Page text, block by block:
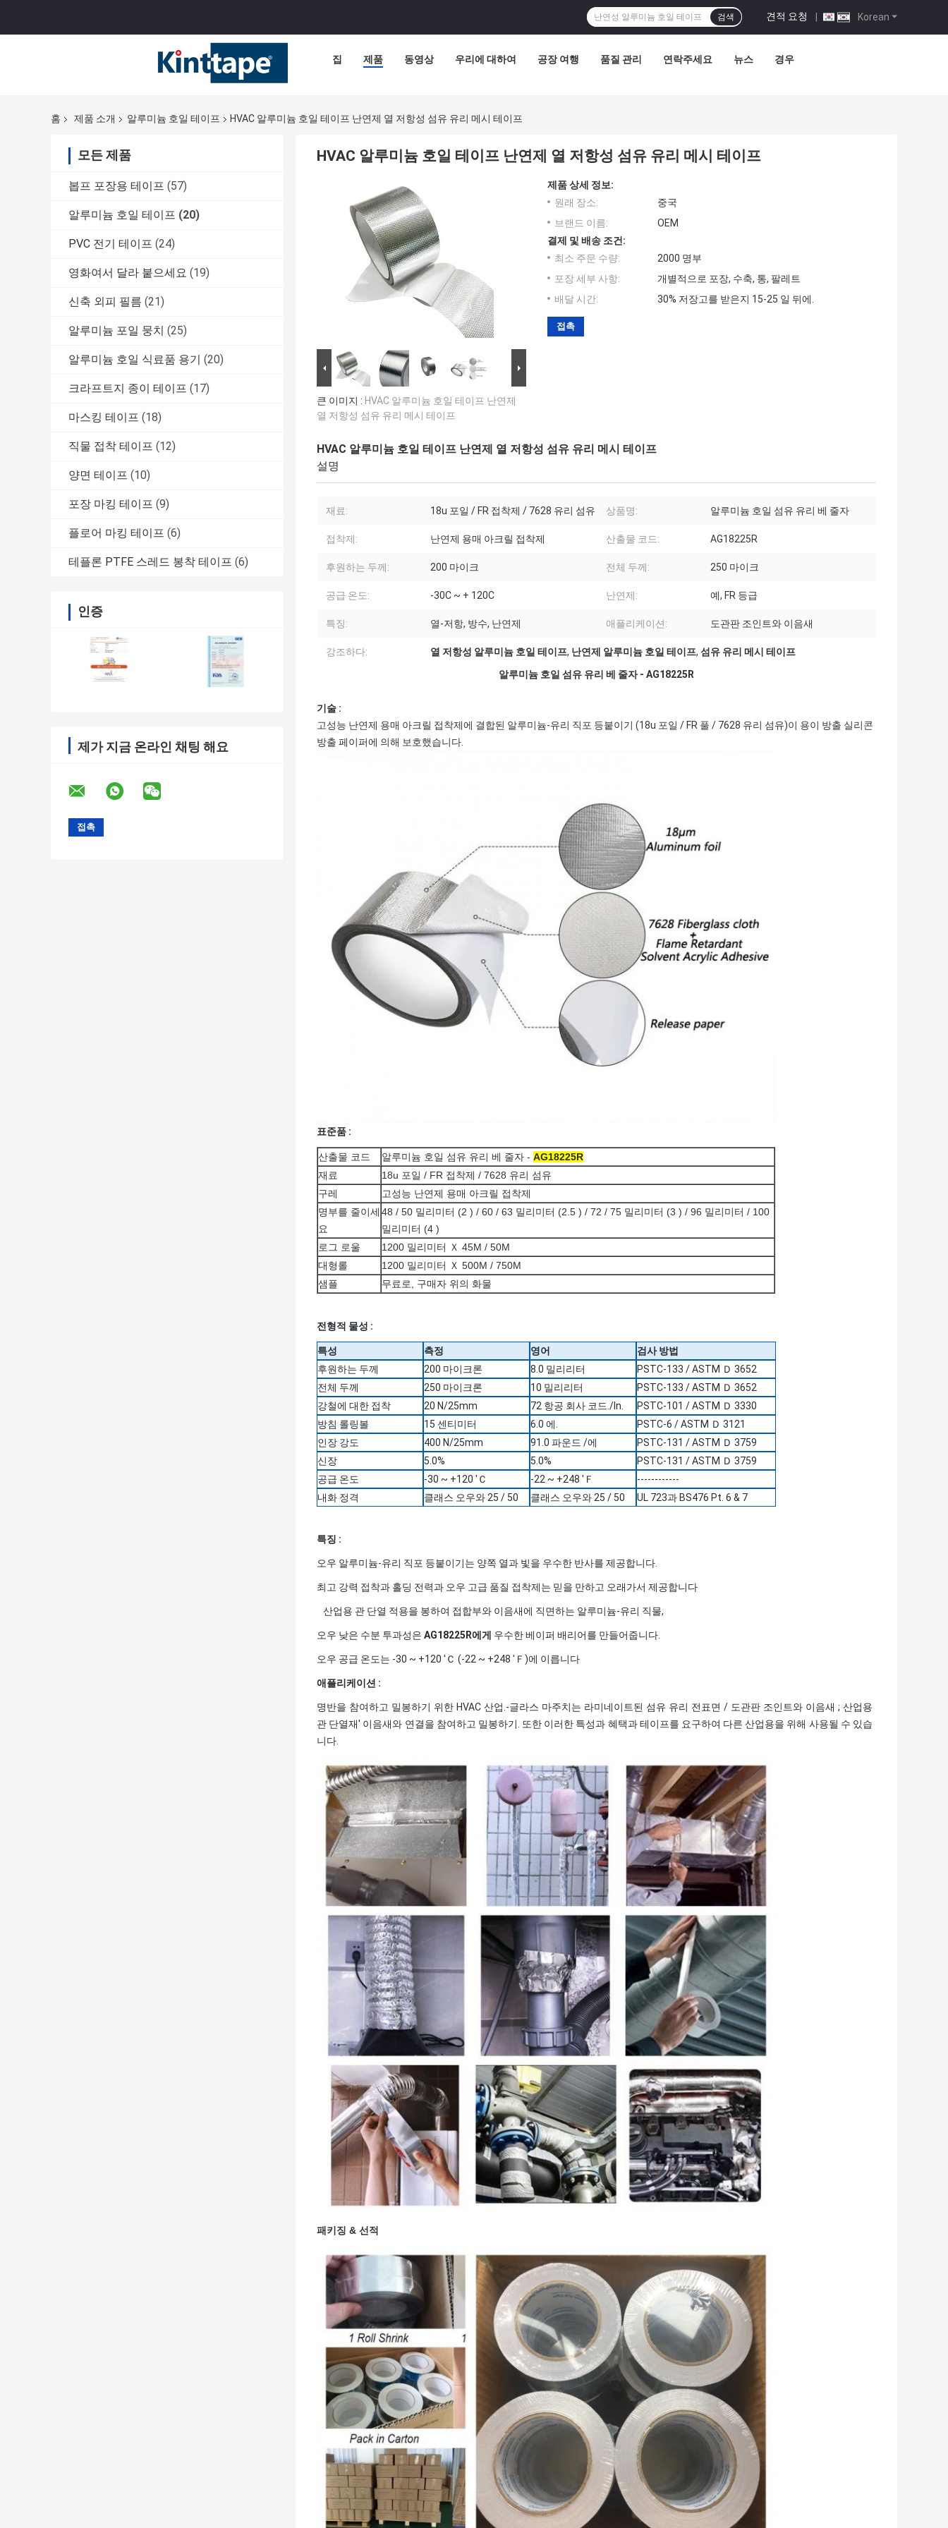
Korean
견적 요청 |
검색
집 제품 동영상 우리에 대하여 공장 여행 품질 관리 연락주세요 뉴스 경우
홈 제품 소개 알루미늄 호일 테이프 HVAC 알루미늄 호일 테이프 난연제 열 저항성 섬유 유리 메시 테이프
모든 제품
봅프 포장용 테이프 (57)
알루미늄 호일 테이프 (20)
PVC 전기 테이프 (24)
영화여서 달라 붙으세요 (19)
신축 외피 필름 (21)
알루미늄 포일 뭉치 (25)
알루미늄 호일 식료품 용기 (20)
크라프트지 종이 테이프 (17)
마스킹 테이프 (18)
직물 접착 테이프 (12)
양면 테이프 (10)
포장 마킹 테이프 (9)
플로어 마킹 테이프 (6)
테플론 PTFE 스레드 봉착 테이프 (6)
인증
제가 지금 온라인 채팅 해요
HVAC 알루미늄 호일 테이프 난연제 열 저항성 섬유 유리 메시 테이프
큰 이미지 : HVAC 알루미늄 호일 테이프 난연제
열 저항성 섬유 유리 메시 테이프
제품 상세 정보:
원래 장소:
중국
브랜드 이름:
OEM
결제 및 배송 조건:
최소 주문 수량:
2000 명부
포장 세부 사항:
개별적으로 포장, 수축, 통, 팔레트
배달 시간:
30% 저장고를 받은지 15-25 일 뒤에.
접촉
HVAC 알루미늄 호일 테이프 난연제 열 저항성 섬유 유리 메시 테이프
설명
재료: 18u 포일 / FR 접착제 / 7628 유리 섬유 상품명: 알루미늄 호일 섬유 유리 베 줄자
접착제: 난연제 용매 아크릴 접착제 산출물 코드: AG18225R
후원하는 두께: 200 마이크 전체 두께: 250 마이크
공급 온도: -30C ~ + 120C 난연제: 예, FR 등급
특징: 열-저항, 방수, 난연제 애플리케이션: 도관판 조인트와 이음새
강조하다: 열 저항성 알루미늄 호일 테이프, 난연제 알루미늄 호일 테이프, 섬유 유리 메시 테이프
알루미늄 호일 섬유 유리 베 줄자 - AG18225R
기술 :
고성능 난연제 용매 아크릴 접착제에 결합된 알루미늄-유리 직포 등붙이기 (18u 포일 / FR 풀 / 7628 유리 섬유)이 용이 방출 실리콘
방출 페이퍼에 의해 보호했습니다.
표준품 :
산출물 코드 알루미늄 호일 섬유 유리 베 줄자 - AG18225R
재료
18u 포일 / FR 접착제 / 7628 유리 섬유
구레
고성능 난연제 용매 아크릴 접착제
명부를 줄이세
요
48 / 50 밀리미터 (2 ) / 60 / 63 밀리미터 (2.5 ) / 72 / 75 밀리미터 (3 ) / 96 밀리미터 / 100
밀리미터 (4 )
로그 로울
1200 밀리미터 Ｘ 45M / 50M
대형롤
1200 밀리미터 Ｘ 500M / 750M
샘플
무료로, 구매자 위의 화물
전형적 물성 :
특성 측정 영어
검사 방법
후원하는 두께
200 마이크론 8.0 밀리리터
PSTC-133 / ASTM Ｄ 3652
전체 두께
250 마이크론 10 밀리리터
PSTC-133 / ASTM Ｄ 3652
강철에 대한 접착
20 N/25mm 72 항공 회사 코드./In.
PSTC-101 / ASTM Ｄ 3330
방침 롤링볼
15 센티미터 6.0 에.
PSTC-6 / ASTM Ｄ 3121
인장 강도
400 N/25mm 91.0 파운드 /에
PSTC-131 / ASTM Ｄ 3759
신장
5.0% 5.0%
PSTC-131 / ASTM Ｄ 3759
공급 온도
-30 ~ +120 'Ｃ -22 ~ +248 'Ｆ
------------
내화 정격
클래스 오우와 25 / 50 클래스 오우와 25 / 50 UL 723과 BS476 Pt. 6 & 7
특징 :
오우 알루미늄-유리 직포 등붙이기는 양쪽 열과 빛을 우수한 반사를 제공합니다.
최고 강력 접착과 홀딩 전력과 오우 고급 품질 접착제는 믿을 만하고 오래가서 제공합니다
산업용 관 단열 적용을 봉하여 접합부와 이음새에 직면하는 알루미늄-유리 직물,
오우 낮은 수분 투과성은 AG18225R에게 우수한 베이퍼 배리어를 만들어줍니다.
오우 공급 온도는 -30 ~ +120 'Ｃ (-22 ~ +248 'Ｆ)에 이릅니다
애플리케이션 :
명반을 참여하고 밀봉하기 위한 HVAC 산업.-글라스 마주치는 라미네이트된 섬유 유리 전표면 / 도관판 조인트와 이음새 ; 산업용
관 단열재' 이음새와 연결을 참여하고 밀봉하기. 또한 이러한 특성과 혜택과 테이프를 요구하여 다른 산업용을 위해 사용될 수 있습
니다.
패키징 & 선적